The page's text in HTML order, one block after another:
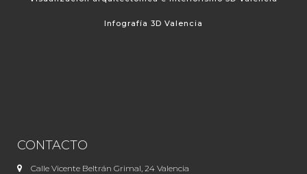
Infografía 3D Valencia
CONTACTO
Calle Vicente Beltrán Grimal, 24 Valencia